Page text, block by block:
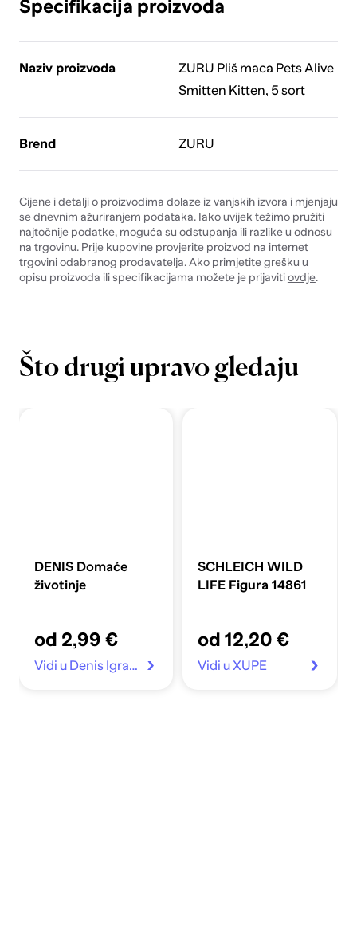
Specifikacija proizvoda
Naziv proizvoda
ZURU Pliš maca Pets Alive
Smitten Kitten, 5 sort
Brend ZURU
Cijene i detalji o proizvodima dolaze iz vanjskih izvora i mjenjaju
se dnevnim ažuriranjem podataka. Iako uvijek težimo pružiti
najtočnije podatke, moguća su odstupanja ili razlike u odnosu
na trgovinu. Prije kupovine provjerite proizvod na internet
trgovini odabranog prodavatelja. Ako primjetite grešku u
opisu proizvoda ili specifikacijama možete je prijavitiovdje.
Što drugi upravo gledaju
DENIS Domaće
životinje
od 2,99 €
Vidi u Denis Igračke
SCHLEICH WILD
LIFE Figura 14861
od 12,20 €
Vidi u XUPE